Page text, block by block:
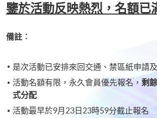
鑒於活動反映熱烈，名額已
備註︰
是次活動已安排來回交通、禁區紙申請
活動名額有限，永久會員優先報名， 剩
式分配
活動最早於9月23日23時59分截止報名